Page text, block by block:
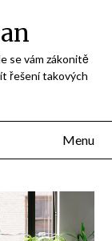
se vám zákonitě
řešení takových
Menu